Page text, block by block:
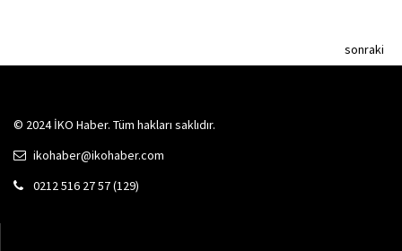
sonraki
© 2024 İKO Haber. Tüm hakları saklıdır.
ikohaber@ikohaber.com
0212 516 27 57 (129)